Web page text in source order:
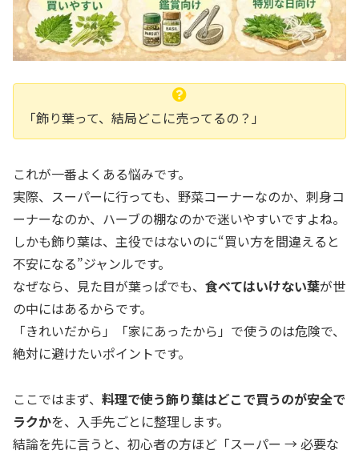
「飾り葉って、結局どこに売ってるの？」
これが一番よくある悩みです。
実際、スーパーに行っても、野菜コーナーなのか、刺身コ
ーナーなのか、ハーブの棚なのかで迷いやすいですよね。
しかも飾り葉は、主役ではないのに“買い方を間違えると
不安になる”ジャンルです。
なぜなら、見た目が葉っぱでも、 食べてはいけない葉が世
の中にはあるからです。
「きれいだから」「家にあったから」で使うのは危険で、
絶対に避けたいポイントです。
ここではまず、 料理で使う飾り葉はどこで買うのが安全で
ラクかを、入手先ごとに整理します。
結論を先に言うと、初心者の方ほど「スーパー → 必要な